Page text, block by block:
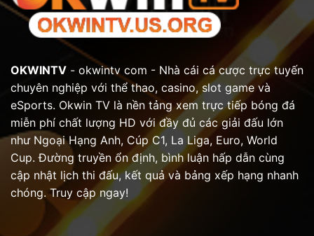
OKWINTV - okwintv com - Nhà cái cá cược trực tuyến
chuyên nghiệp với thể thao, casino, slot game và
eSports. Okwin TV là nền tảng xem trực tiếp bóng đá
miễn phí chất lượng HD với đầy đủ các giải đấu lớn
như Ngoại Hạng Anh, Cúp C1, La Liga, Euro, World
Cup. Đường truyền ổn định, bình luận hấp dẫn cùng
cập nhật lịch thi đấu, kết quả và bảng xếp hạng nhanh
chóng. Truy cập ngay!